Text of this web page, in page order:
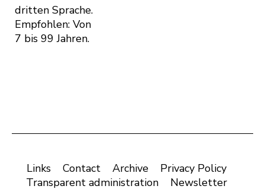
dritten Sprache.
Empfohlen: Von
7 bis 99 Jahren.
Links Contact Archive
Privacy Policy
Transparent administration
Newsletter